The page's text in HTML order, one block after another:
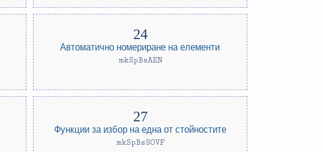
Автоматично номериране на елементи
mkSpBsAEN
Функции за избор на една от стойностите
mkSpBsSOVF